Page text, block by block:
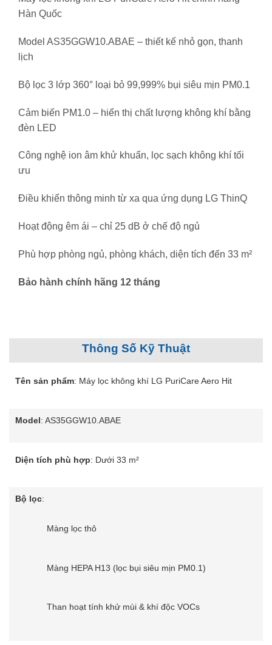
Hàn Quốc
Model AS35GGW10.ABAE – thiết kế nhỏ gọn, thanh
lịch
Bộ lọc 3 lớp 360° loại bỏ 99,999% bụi siêu mịn PM0.1
Cảm biến PM1.0 – hiển thị chất lượng không khí bằng
đèn LED
Công nghệ ion âm khử khuẩn, lọc sạch không khí tối
ưu
Điều khiển thông minh từ xa qua ứng dụng LG ThinQ
Hoạt động êm ái – chỉ 25 dB ở chế độ ngủ
Phù hợp phòng ngủ, phòng khách, diện tích đến 33 m²
Bảo hành chính hãng 12 tháng
Thông Số Kỹ Thuật
Tên sản phẩm: Máy lọc không khí LG PuriCare Aero Hit
Model: AS35GGW10.ABAE
Diện tích phù hợp: Dưới 33 m²
Bộ lọc:
Màng lọc thô
Màng HEPA H13 (lọc bụi siêu mịn PM0.1)
Than hoạt tính khử mùi & khí độc VOCs